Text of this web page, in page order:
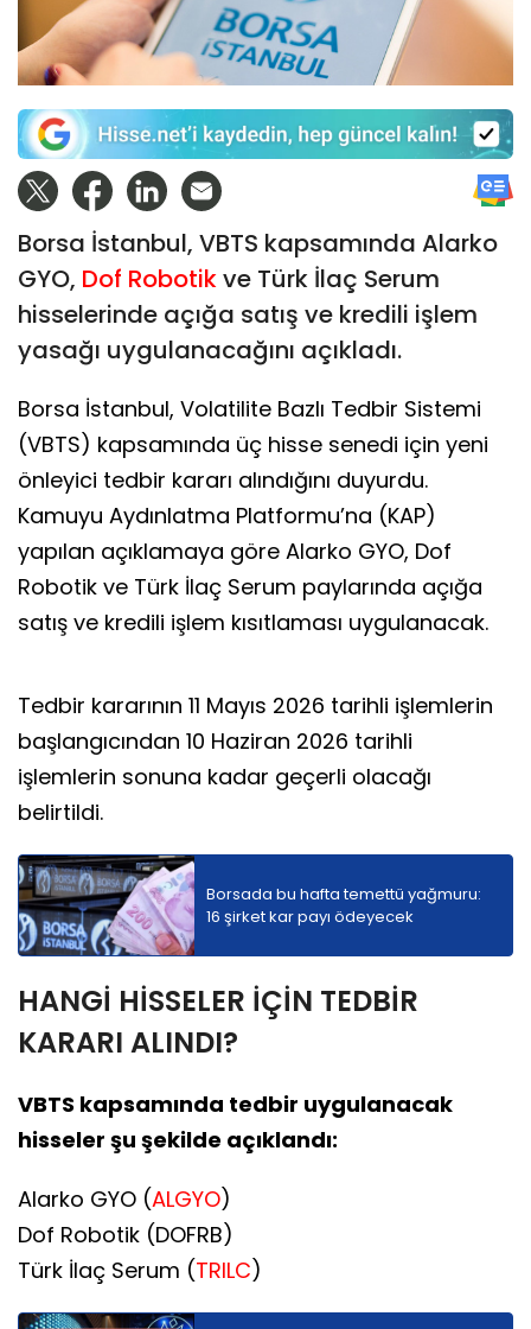
Borsa İstanbul, VBTS kapsamında Alarko
GYO, Dof Robotikve Türk İlaç Serum
hisselerinde açığa satış ve kredili işlem
yasağı uygulanacağını açıkladı.
Borsa İstanbul, Volatilite Bazlı Tedbir Sistemi
(VBTS) kapsamında üç hisse senedi için yeni
önleyici tedbir kararı alındığını duyurdu.
Kamuyu Aydınlatma Platformu’na (KAP)
yapılan açıklamaya göre Alarko GYO, Dof
Robotik ve Türk İlaç Serum paylarında açığa
satış ve kredili işlem kısıtlaması uygulanacak.
Tedbir kararının 11 Mayıs 2026 tarihli işlemlerin
başlangıcından 10 Haziran 2026 tarihli
işlemlerin sonuna kadar geçerli olacağı
belirtildi.
Borsada bu hafta temettü yağmuru:
16 şirket kar payı ödeyecek
HANGİ HİSSELER İÇİN TEDBİR
KARARI ALINDI?
VBTS kapsamında tedbir uygulanacak
hisseler şu şekilde açıklandı:
Alarko GYO (ALGYO)
Dof Robotik (DOFRB)
Türk İlaç Serum (TRILC)